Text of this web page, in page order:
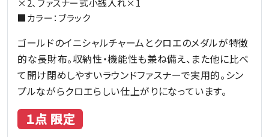
×2、ファスナー式小銭入れ×1
■カラー：ブラック
ゴールドのイニシャルチャームとクロエのメダルが特徴
的な長財布。収納性・機能性も兼ね備え、また他に比べ
て開け閉めしやすいラウンドファスナーで実用的。シン
プルながらクロエらしい仕上がりになっています。
１点 限定